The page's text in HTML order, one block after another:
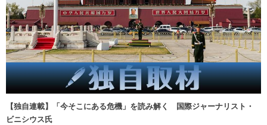
【独自連載】「今そこにある危機」を読み解く 国際ジャーナリスト・
ビニシウス氏